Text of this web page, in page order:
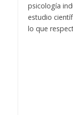
psicología
estudio
lo que